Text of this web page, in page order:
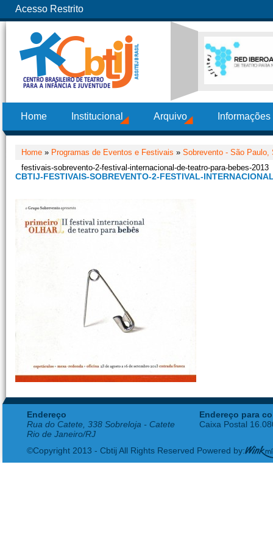
Acesso Restrito
Home Institucional Arquivo
Home » Programas de Eventos e Festivais » Sobrevento - São Paulo,
festivais-sobrevento-2-festival-internacional-de-teatro-para-bebes-2013
CBTIJ-FESTIVAIS-SOBREVENTO-2-FESTIVAL-
Endereço
Rua do Catete, 338 Sobreloja - Catete
Rio de Janeiro/RJ
Endereço para
Caixa Postal
©Copyright 2013 - Cbtij All Rights Reserved Powered by: